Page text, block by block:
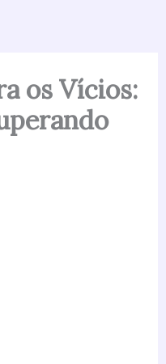
os Vícios: